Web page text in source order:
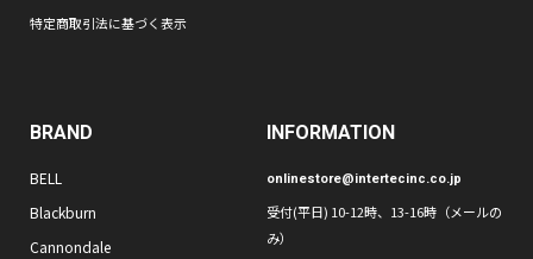
特定商取引法に基づく表示
BRAND
BELL
Blackburn
Cannondale
INFORMATION
onlinestore@intertecinc.co.jp
受付(平日) 10-12時、13-16時（メールの
み）